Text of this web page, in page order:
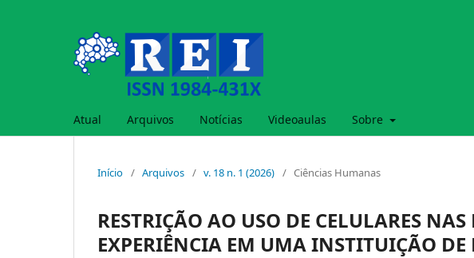
Atual Arquivos Notícias Videoaulas Sobre
Início / Arquivos / v. 18 n. 1 (2026) / Ciências Humanas
RESTRIÇÃO AO USO DE CELULARES NAS
EXPERIÊNCIA EM UMA INSTITUIÇÃO